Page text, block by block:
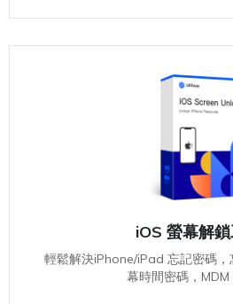
iOS 螢幕解
輕鬆解決iPhone/iPad 忘記密碼
幕時間密碼，MDM